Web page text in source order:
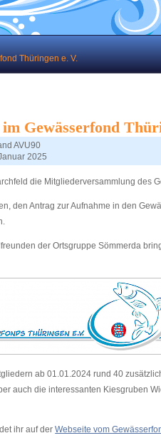
Thüringen e. V.
Gewässerfond
AVU90
2025
die Mitgliederversammlung des
den Antrag zur Aufnahme in den
der Ortsgruppe Sömmerda
ab 01.01.2024 rund 40
auch die interessanten Kiesgruben
ihr auf derWebseite vom